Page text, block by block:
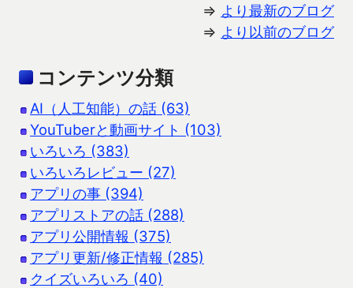
⇒ より最新のブログ
⇒ より以前のブログ
コンテンツ分類
AI（人工知能）の話 (63)
YouTuberと動画サイト (103)
いろいろ (383)
いろいろレビュー (27)
アプリの事 (394)
アプリストアの話 (288)
アプリ公開情報 (375)
アプリ更新/修正情報 (285)
クイズいろいろ (40)